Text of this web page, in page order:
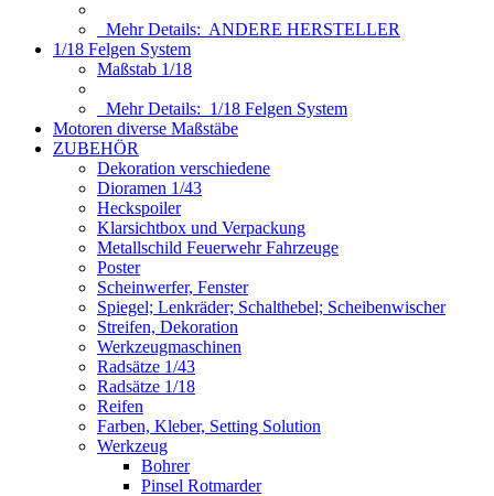
Mehr Details: ANDERE HERSTELLER
1/18 Felgen System
Maßstab 1/18
Mehr Details: 1/18 Felgen System
Motoren diverse Maßstäbe
ZUBEHÖR
Dekoration verschiedene
Dioramen 1/43
Heckspoiler
Klarsichtbox und Verpackung
Metallschild Feuerwehr Fahrzeuge
Poster
Scheinwerfer, Fenster
Spiegel; Lenkräder; Schalthebel; Scheibenwischer
Streifen, Dekoration
Werkzeugmaschinen
Radsätze 1/43
Radsätze 1/18
Reifen
Farben, Kleber, Setting Solution
Werkzeug
Bohrer
Pinsel Rotmarder